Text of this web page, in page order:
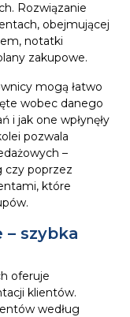
Rozwiązanie
obejmującej
notatki
zakupowe.
mogą łatwo
wobec danego
i jak one wpłynęły
pozwala
–
czy poprzez
które
– szybka
oferuje
klientów.
według